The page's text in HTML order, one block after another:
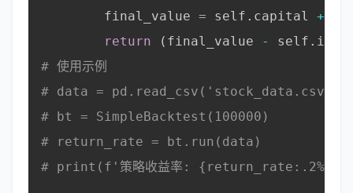
        final_value
= self . capital +
return
( final_value - self .
# 使用示例
# data = pd.read_csv('stock_data.csv')
# bt = SimpleBacktest(100000)
# return_rate = bt.run(data)
# print(f'策略收益率: {return_rate:.2%}')